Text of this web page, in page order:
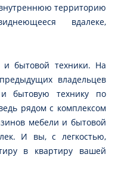
территорию
вдалеке,
и бытовой техники. На
владельцев
бытовую технику по
рядом с комплексом
мебели и бытовой
И вы, с легкостью,
в квартиру вашей